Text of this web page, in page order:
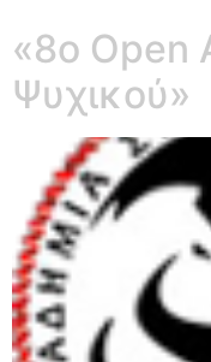
«8ο Open
Ψυχικού»